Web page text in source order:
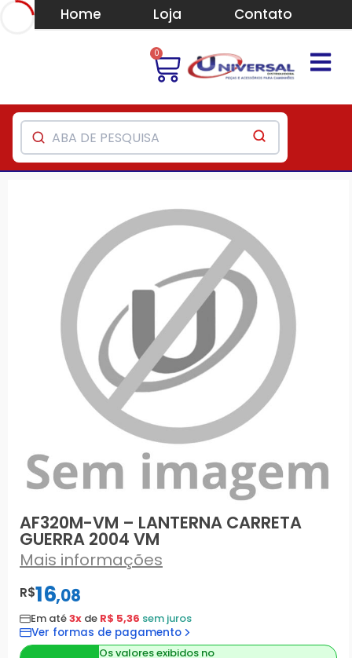
Home Loja Contato
0
AF320M-VM – LANTERNA CARRETA
GUERRA 2004 VM
Mais informações
R$16,08
Em até3x de R$ 5,36 sem juros
Ver formas de pagamento
Os valores exibidos no